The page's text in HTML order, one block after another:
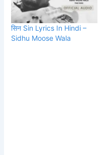
सिन Sin Lyrics In Hindi –
Sidhu Moose Wala